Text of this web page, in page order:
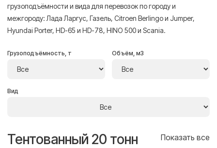
грузоподъёмности и вида для перевозок по городу и
межгороду: Лада Ларгус, Газель, Citroen Berlingo и Jumper,
Hyundai Porter, HD-65 и HD-78, HINO 500 и Scania.
Грузоподъёмность, т Объём, м3
Вид
Тентованный 20 тонн Показать все